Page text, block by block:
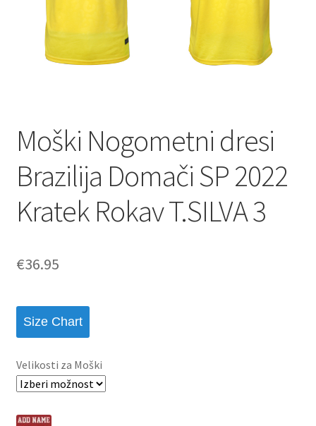
Moški Nogometni dresi
Brazilija Domači SP 2022
Kratek Rokav T.SILVA 3
€36.95
Size Chart
Velikosti za Moški